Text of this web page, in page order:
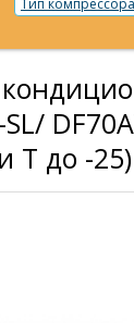
Тип компрессора
T до -25)